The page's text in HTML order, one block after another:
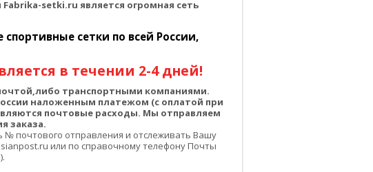
setki.ru является огромная сеть
сетки по всей России,
в течении 2-4 дней!
транспортными компаниями.
наложенным платежом (с оплатой при
почтовые расходы. Мы отправляем
заказа.
почтового отправления и отслеживать Вашу
или по справочному телефону Почты